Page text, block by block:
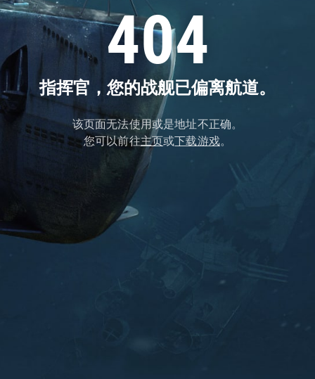
404
指挥官，您的战舰已偏离航道。
该页面无法使用或是地址不正确。
您可以前往主页或下载游戏。